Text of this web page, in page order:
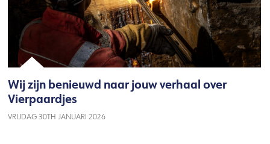
Wij zijn benieuwd naar jouw verhaal over
Vierpaardjes
VRIJDAG 30TH JANUARI 2026